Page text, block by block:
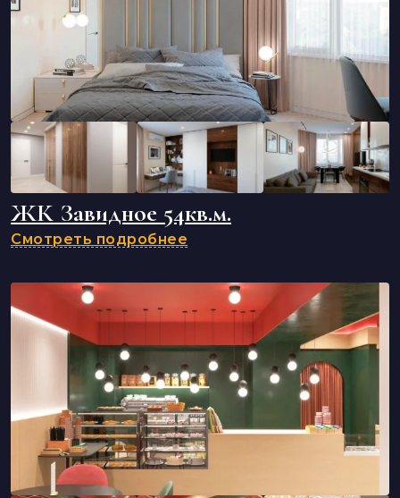
ЖК Завидное 54кв.м.
Смотреть подробнее